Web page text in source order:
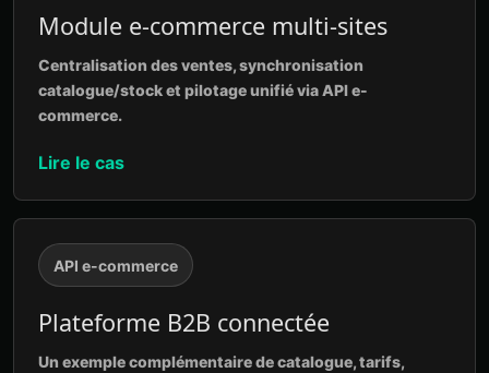
Module e-commerce multi-sites
Centralisation des ventes, synchronisation
catalogue/stock et pilotage unifié via API e-
commerce.
Lire le cas
API e-commerce
Plateforme B2B connectée
Un exemple complémentaire de catalogue, tarifs,